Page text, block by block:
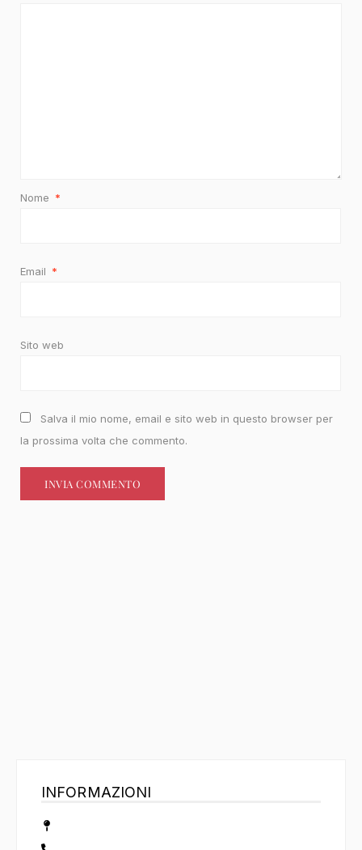
Nome *
Email *
Sito web
Salva il mio nome, email e sito web in questo browser per
la prossima volta che commento.
INFORMAZIONI